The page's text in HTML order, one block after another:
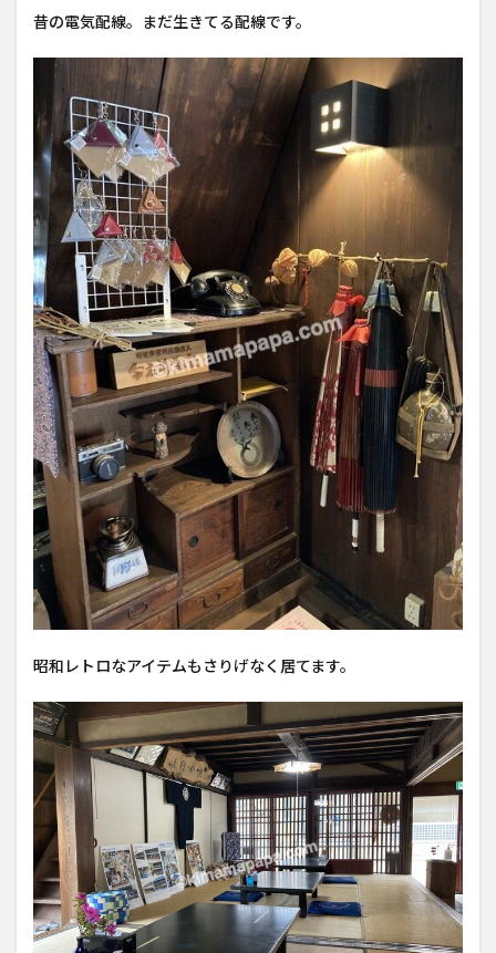
昔の電気配線。まだ生きてる配線です。
昭和レトロなアイテムもさりげなく居てます。